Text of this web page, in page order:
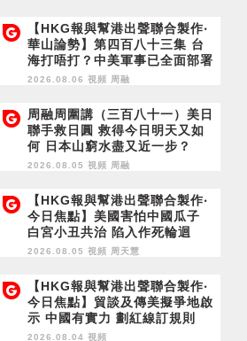
【HKG報與幫港出聲聯合製作‧
華山論勢】第四百八十三集 台
海打唔打？中美軍事已全面部署
2028年1月台灣選舉是臨界點？
2026.08.06 視頻 周融
周融周圍講（三百八十一）美日
聯手救日圓 救得今日明天又如
何 日本山窮水盡又近一步？
2026.08.05 視頻 周融
【HKG報與幫港出聲聯合製作‧
今日焦點】美國害怕中國瓜子
白宮小丑共治 陷入作死輪迴
2026.08.05 視頻 周天慧
【HKG報與幫港出聲聯合製作‧
今日焦點】貿談及傳美擬爭地啟
示 中國有實力 劃紅線訂規則
2026.08.04 視頻